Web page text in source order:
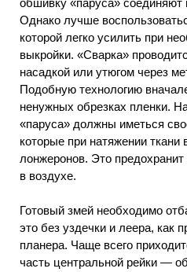
Однако лучше
которой легко усилить при
выкройки. «Сварка»
насадкой или утюгом через
Подобную технологию
ненужных обрезках пленки.
«паруса» должны иметься
которые при натяжении
лонжеронов. Это
в воздухе.
Готовый змей необходимо
это без уздечки и леера, как
планера. Чаще всего
часть центральной рейки —